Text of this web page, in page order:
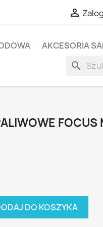

AKCESORIA
search
DO KOSZYKA